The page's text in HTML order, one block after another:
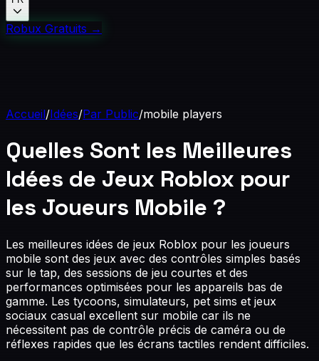
Robux Gratuits →
Accueil/Idées/Par Public/mobile players
Quelles Sont les Meilleures
Idées de Jeux Roblox pour
les Joueurs Mobile ?
Les meilleures idées de jeux Roblox pour les joueurs
mobile sont des jeux avec des contrôles simples basés
sur le tap, des sessions de jeu courtes et des
performances optimisées pour les appareils bas de
gamme. Les tycoons, simulateurs, pet sims et jeux
sociaux casual excellent sur mobile car ils ne
nécessitent pas de contrôle précis de caméra ou de
réflexes rapides que les écrans tactiles rendent difficiles.